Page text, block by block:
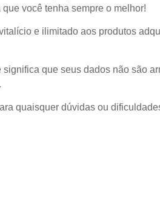
você tenha sempre o melhor!
e ilimitado aos produtos
que seus dados não são
quaisquer dúvidas ou